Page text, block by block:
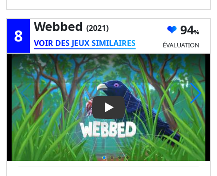
8 Webbed (2021)
VOIR DES JEUX SIMILAIRES
94
ÉVALUATION
Play Video: Webbed